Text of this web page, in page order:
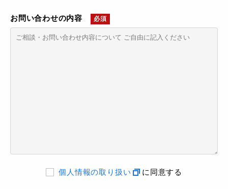
お問い合わせの内容 必須
個人情報の取り扱い に同意する